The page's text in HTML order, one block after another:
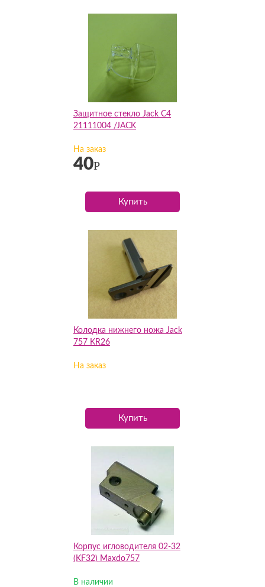
Защитное стекло Jack C4
21111004 /JACK
На заказ
40Р
Купить
Колодка нижнего ножа Jack
757 KR26
На заказ
Купить
Корпус игловодителя 02-32
(KF32) Maxdo757
В наличии